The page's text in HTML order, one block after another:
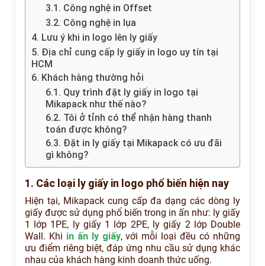
3.1. Công nghệ in Offset
3.2. Công nghệ in lụa
4. Lưu ý khi in logo lên ly giấy
5. Địa chỉ cung cấp ly giấy in logo uy tín tại
HCM
6. Khách hàng thường hỏi
6.1. Quy trình đặt ly giấy in logo tại
Mikapack như thế nào?
6.2. Tôi ở tỉnh có thể nhận hàng thanh
toán được không?
6.3. Đặt in ly giấy tại Mikapack có ưu đãi
gì không?
1. Các loại ly giấy in logo phổ biến hiện nay
Hiện tại, Mikapack cung cấp đa dạng các dòng ly
giấy được sử dụng phổ biến trong in ấn như: ly giấy
1 lớp 1PE, ly giấy 1 lớp 2PE, ly giấy 2 lớp Double
Wall. Khi in ấn ly giấy, với mỗi loại đều có những
ưu điểm riêng biệt, đáp ứng nhu cầu sử dụng khác
nhau của khách hàng kinh doanh thức uống.